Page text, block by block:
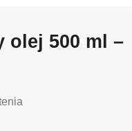
olej 500 ml –